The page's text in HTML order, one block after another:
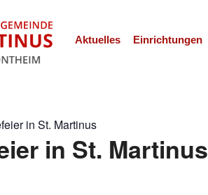
Aktuelles Einrichtungen
in St. Martinus
in St. Martinus